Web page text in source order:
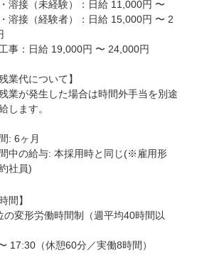
溶接（未経験）：日給 11,000円 〜
溶接（経験者）：日給 15,000円 〜 2
事：日給 19,000円 〜 24,000円
業代について】
業が発生した場合は時間外手当を別途
します。
: 6ヶ月
中の給与: 本採用時と同じ(※雇用形
社員)
間】
の変形労働時間制（週平均40時間以
17:30（休憩60分／実働8時間）